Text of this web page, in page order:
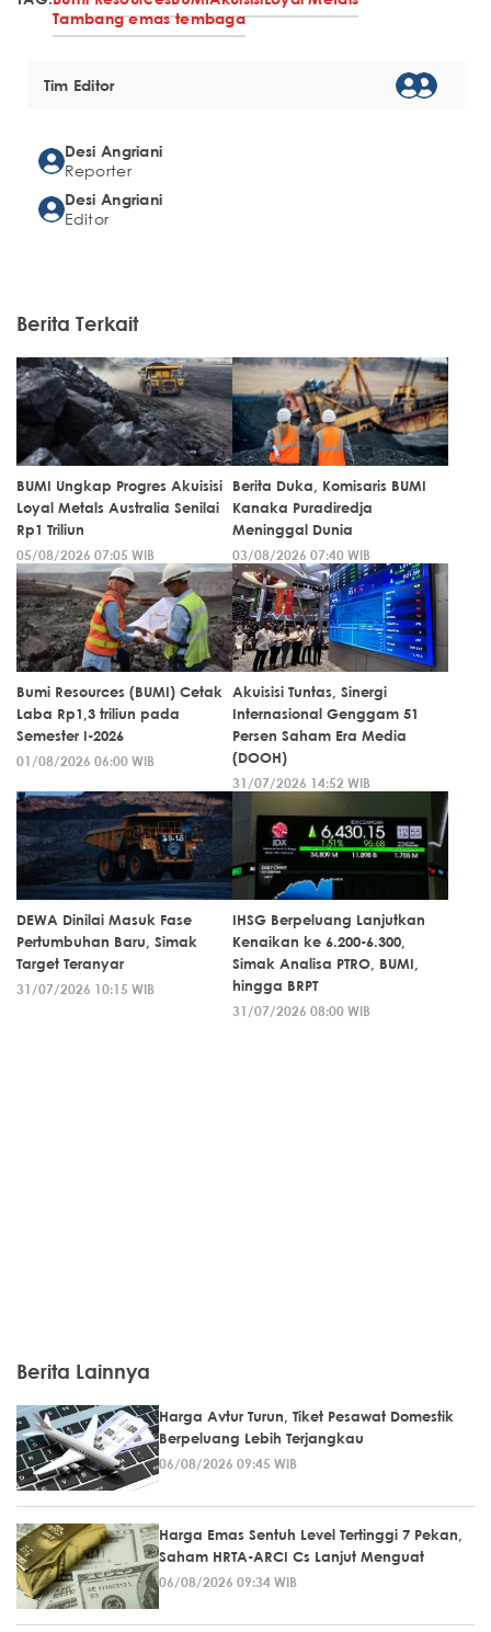
Tambang emas tembaga
Tim Editor
Desi Angriani
Reporter
Desi Angriani
Editor
Berita Terkait
BUMI Ungkap Progres Akuisisi
Loyal Metals Australia Senilai
Rp1 Triliun
05/08/2026 07:05 WIB
Berita Duka, Komisaris BUMI
Kanaka Puradiredja
Meninggal Dunia
03/08/2026 07:40 WIB
Bumi Resources (BUMI) Cetak
Laba Rp1,3 triliun pada
Semester I-2026
01/08/2026 06:00 WIB
Akuisisi Tuntas, Sinergi
Internasional Genggam 51
Persen Saham Era Media
(DOOH)
31/07/2026 14:52 WIB
DEWA Dinilai Masuk Fase
Pertumbuhan Baru, Simak
Target Teranyar
31/07/2026 10:15 WIB
IHSG Berpeluang Lanjutkan
Kenaikan ke 6.200-6.300,
Simak Analisa PTRO, BUMI,
hingga BRPT
31/07/2026 08:00 WIB
Berita Lainnya
Harga Avtur Turun, Tiket Pesawat Domestik
Berpeluang Lebih Terjangkau
06/08/2026 09:45 WIB
Harga Emas Sentuh Level Tertinggi 7 Pekan,
Saham HRTA-ARCI Cs Lanjut Menguat
06/08/2026 09:34 WIB